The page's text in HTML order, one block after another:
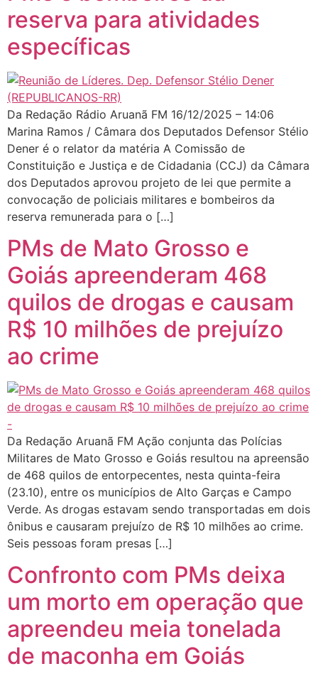
reserva para atividades
específicas
Da Redação Rádio Aruanã FM 16/12/2025 – 14:06
Marina Ramos / Câmara dos Deputados Defensor Stélio
Dener é o relator da matéria A Comissão de
Constituição e Justiça e de Cidadania (CCJ) da Câmara
dos Deputados aprovou projeto de lei que permite a
convocação de policiais militares e bombeiros da
reserva remunerada para o […]
PMs de Mato Grosso e
Goiás apreenderam 468
quilos de drogas e causam
R$ 10 milhões de prejuízo
ao crime
Da Redação Aruanã FM Ação conjunta das Polícias
Militares de Mato Grosso e Goiás resultou na apreensão
de 468 quilos de entorpecentes, nesta quinta-feira
(23.10), entre os municípios de Alto Garças e Campo
Verde. As drogas estavam sendo transportadas em dois
ônibus e causaram prejuízo de R$ 10 milhões ao crime.
Seis pessoas foram presas […]
Confronto com PMs deixa
um morto em operação que
apreendeu meia tonelada
de maconha em Goiás